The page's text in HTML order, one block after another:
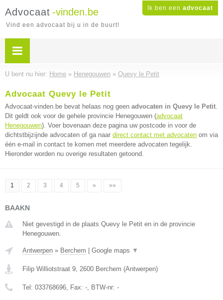
Ik ben een advocaat
Advocaat -vinden.be
Vind een advocaat bij u in de buurt!
U bent nu hier: Home » Henegouwen » Quevy le Petit
Advocaat Quevy le Petit
Advocaat-vinden.be bevat helaas nog geen advocaten in Quevy le Petit.
Dit geldt ook voor de gehele provincie Henegouwen (advocaat
Henegouwen). Voer bovenaan deze pagina uw postcode in voor de
dichtstbijzijnde advocaten of ga naar direct contact met advocaten om via
één e-mail in contact te komen met meerdere advocaten tegelijk.
Hieronder worden nu overige resultaten getoond.
1 2 3 4 5 » »»
BAAKN
Niet gevestigd in de plaats Quevy le Petit en in de provincie
Henegouwen.
Antwerpen » Berchem Google maps ▼
Filip Williotstraat 9, 2600 Berchem (Antwerpen)
Tel: 033768696, Fax: -, BTW-nr: -